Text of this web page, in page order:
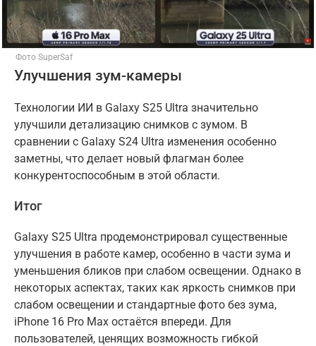
Фото SuperSaf
Улучшения зум-камеры
Технологии ИИ в Galaxy S25 Ultra значительно
улучшили детализацию снимков с зумом. В
сравнении с Galaxy S24 Ultra изменения особенно
заметны, что делает новый флагман более
конкурентоспособным в этой области.
Итог
Galaxy S25 Ultra продемонстрировал существенные
улучшения в работе камер, особенно в части зума и
уменьшения бликов при слабом освещении. Однако в
некоторых аспектах, таких как яркость снимков при
слабом освещении и стандартные фото без зума,
iPhone 16 Pro Max остаётся впереди. Для
пользователей, ценящих возможность гибкой